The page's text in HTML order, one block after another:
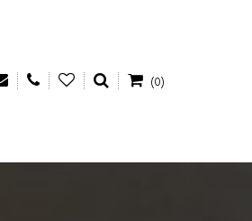
(0)